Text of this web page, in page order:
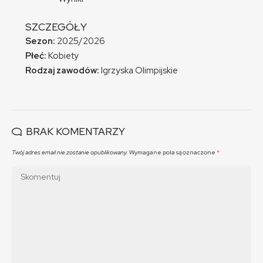
SZCZEGÓŁY
Sezon: 2025/2026
Płeć: Kobiety
Rodzaj zawodów: Igrzyska Olimpijskie
BRAK KOMENTARZY
Twój adres email nie zostanie opublikowany. Wymagane pola są oznaczone *